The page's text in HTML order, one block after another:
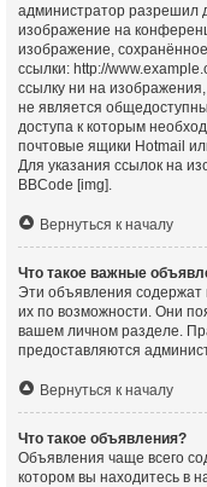
администратор разрешил
изображение на
изображение,
ссылки: http://
ссылку ни на
не является
доступа к которым
почтовые ящики Hotmail
Для указания ссылок на
BBCode [img].
Вернуться к началу
Что такое важные
Эти объявления
их по возможности. Они
вашем личном разделе.
предоставляются
Вернуться к началу
Что такое объявления?
Объявления чаще всего
котором вы находитесь в